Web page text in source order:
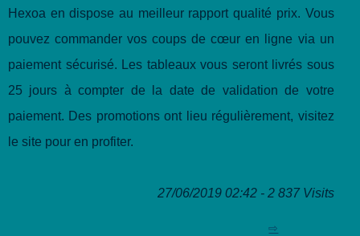
Hexoa en dispose au meilleur rapport qualité prix. Vous
pouvez commander vos coups de cœur en ligne via un
paiement sécurisé. Les tableaux vous seront livrés sous
25 jours à compter de la date de validation de votre
paiement. Des promotions ont lieu régulièrement, visitez
le site pour en profiter.
27/06/2019 02:42 - 2 837 Visits